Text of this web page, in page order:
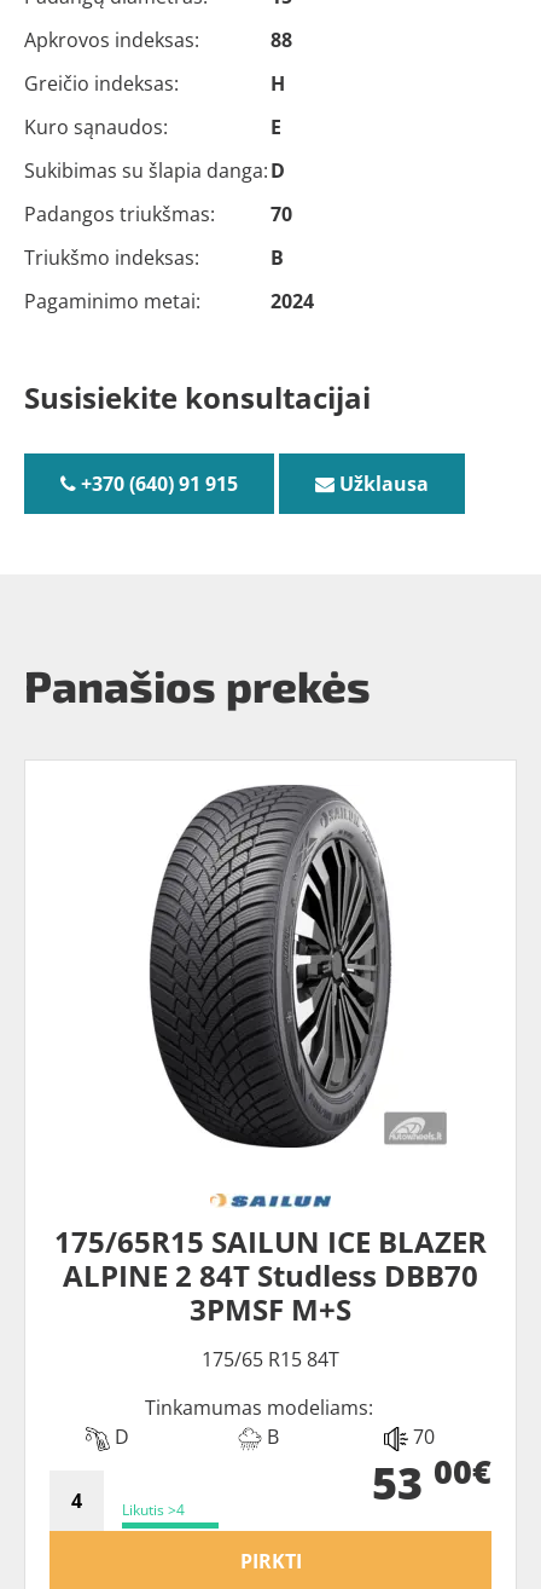
Apkrovos indeksas:
88
Greičio indeksas:
H
Kuro sąnaudos:
E
Sukibimas su šlapia danga:D
Padangos triukšmas:
70
Triukšmo indeksas:
B
Pagaminimo metai:
2024
Susisiekite konsultacijai
+370 (640) 91 915 Užklausa
Panašios prekės
175/65R15 SAILUN ICE BLAZER
ALPINE 2 84T Studless DBB70
3PMSF M+S
175/65 R15 84T
Tinkamumas modeliams:
D
B 70
Likutis >4 53 00€
PIRKTI